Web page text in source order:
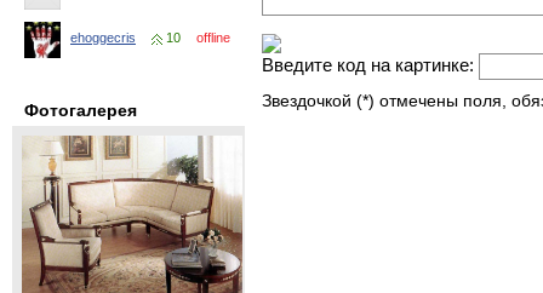
ehoggecris 10 offline
Фотогалерея
Введите код на картинке:
Звездочкой (*) отмечены поля,